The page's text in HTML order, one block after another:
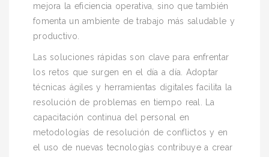
mejora la eficiencia operativa, sino que también
fomenta un ambiente de trabajo más saludable y
productivo.
Las soluciones rápidas son clave para enfrentar
los retos que surgen en el día a día. Adoptar
técnicas ágiles y herramientas digitales facilita la
resolución de problemas en tiempo real. La
capacitación continua del personal en
metodologías de resolución de conflictos y en
el uso de nuevas tecnologías contribuye a crear